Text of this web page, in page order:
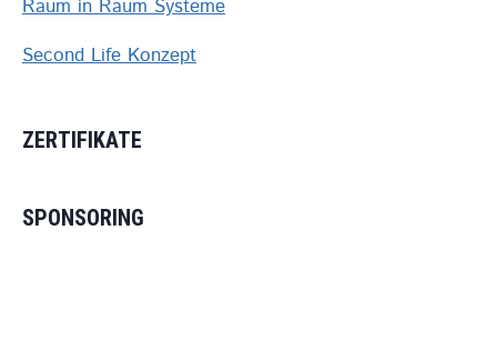
Raum in Raum Systeme
Second Life Konzept
ZERTIFIKATE
SPONSORING